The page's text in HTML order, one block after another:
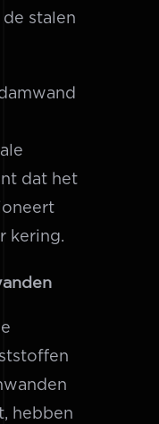
stalen
dat het
kering.
hebben